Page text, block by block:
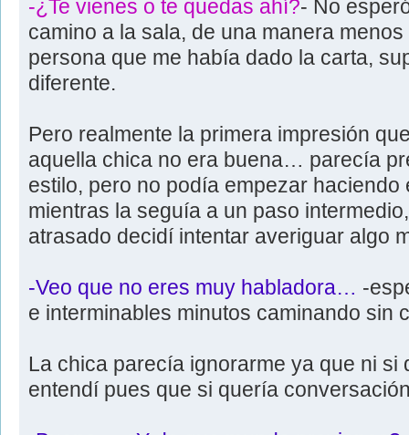
-¿Te vienes o te quedas ahí?- No
camino a la sala, de una manera
persona que me había dado la carta,
diferente.
Pero realmente la primera impresión
aquella chica no era buena… parecía
estilo, pero no podía empezar haciendo
mientras la seguía a un paso
atrasado decidí intentar averiguar algo
-Veo que no eres muy habladora… -
e interminables minutos caminando sin
La chica parecía ignorarme ya que ni si
entendí pues que si quería